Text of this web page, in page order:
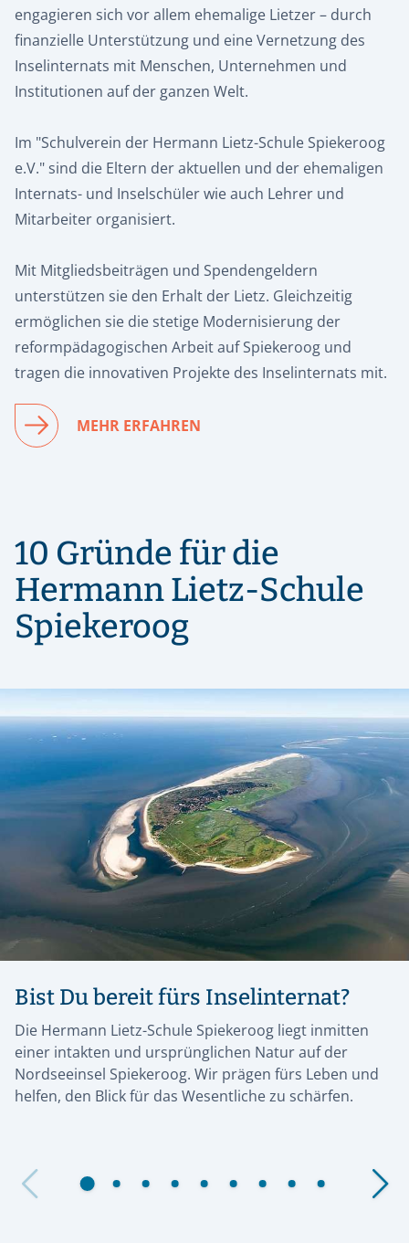
engagieren sich vor allem ehemalige Lietzer – durch
finanzielle Unterstützung und eine Vernetzung des
Inselinternats mit Menschen, Unternehmen und
Institutionen auf der ganzen Welt.
Im "Schulverein der Hermann Lietz-Schule Spiekeroog
e.V." sind die Eltern der aktuellen und der ehemaligen
Internats- und Inselschüler wie auch Lehrer und
Mitarbeiter organisiert.
Mit Mitgliedsbeiträgen und Spendengeldern
unterstützen sie den Erhalt der Lietz. Gleichzeitig
ermöglichen sie die stetige Modernisierung der
reformpädagogischen Arbeit auf Spiekeroog und
tragen die innovativen Projekte des Inselinternats mit.
MEHR ERFAHREN
10 Gründe für die
Hermann Lietz-Schule
Spiekeroog
Bist Du bereit fürs Inselinternat?
Die Hermann Lietz-Schule Spiekeroog liegt inmitten
einer intakten und ursprünglichen Natur auf der
Nordseeinsel Spiekeroog. Wir prägen fürs Leben und
helfen, den Blick für das Wesentliche zu schärfen.